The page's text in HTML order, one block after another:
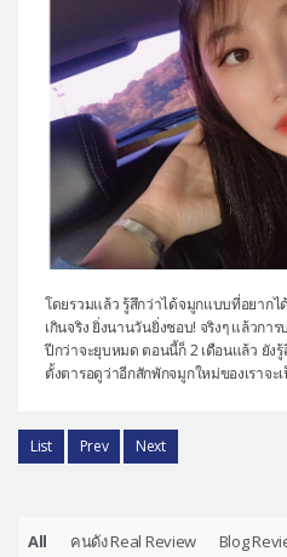
โดยรวมแล้ว รู้สึกว่าได้จมูกแบบที่อยากไ
เกินจริง ยิ่งนานวันยิ่งชอบ! จริงๆ แล้วกา
ปีกว่าจะยุบหมด ตอนนี้ก็ 2 เดือนแล้ว ยัง
ตั้งตารอดูว่าอีกสักพักจมูกใหม่ของเราจะ
List Prev Next
All คนดัง Real Review Blog